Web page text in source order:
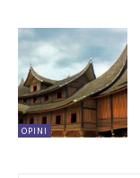
OPINI